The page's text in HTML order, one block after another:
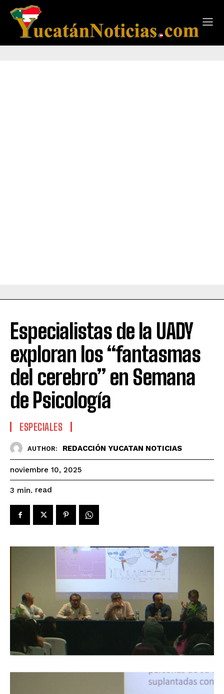
Especialistas de la UADY
exploran los “fantasmas
del cerebro” en Semana
de Psicología
ESPECIALES
AUTHOR: REDACCIÓN YUCATAN NOTICIAS
noviembre 10, 2025
3 min. read